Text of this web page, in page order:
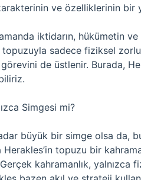
ve özelliklerinin bir
iktidarın, hükümetin
sadece fiziksel
de üstlenir. Burada,
Simgesi mi?
büyük bir simge olsa da,
topuzu bir
kahramanlık, yalnızca